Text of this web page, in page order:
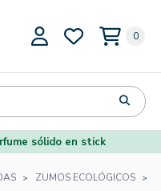
0
sólido en stick
ZUMOS ECOLÓGICOS